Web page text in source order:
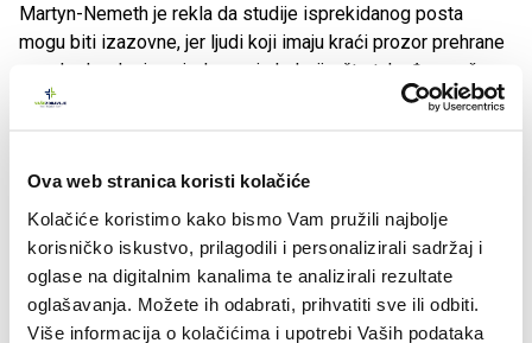
Ova web stranica koristi kolačiće
Kolačiće koristimo kako bismo Vam pružili najbolje
korisničko iskustvo, prilagodili i personalizirali sadržaj i
oglase na digitalnim kanalima te analizirali rezultate
oglašavanja. Možete ih odabrati, prihvatiti sve ili odbiti.
Više informacija o kolačićima i upotrebi Vaših podataka
Martyn-Nemeth je rekla da studije isprekidanog posta
mogu biti izazovne, jer ljudi koji imaju kraći prozor prehrane
ponekad na kraju pojedu manje kalorija, što također može
utjecati na metabolizam i kardiovaskularni rizik.
utjecaja vremena obroka i trajanja posta tijekom noći na
zdravlje, rekla je da je prerano preporučiti ljudima da jedu
svoje obroke u određeno doba dana. „Morali bismo uzeti u
obzir preferencije, stil života i zdravstvene karakteristike
pojedine osobe prije nego što bismo mogli dati takvu vrstu
preporuke“, rekla je.